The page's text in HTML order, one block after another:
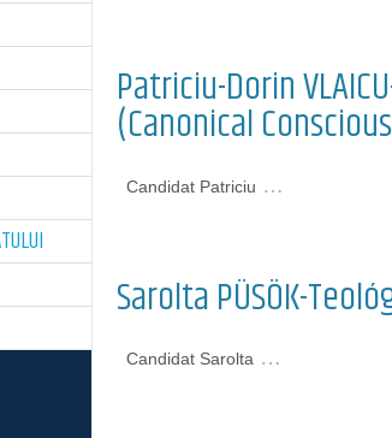
Patriciu-Dorin
(Canonical
Candidat Patriciu …
Sarolta PÜSÖK-
Candidat Sarolta …